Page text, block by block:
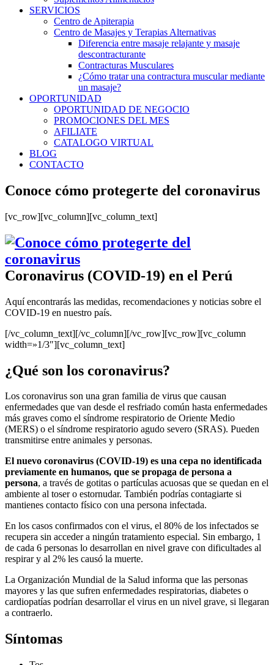
SERVICIOS
Centro de Apiterapia
Centro de Masajes y Terapias Alternativas
Diferencia entre masaje relajante y masaje
descontracturante
Contracturas Musculares
¿Cómo tratar una contractura muscular mediante
un masaje?
OPORTUNIDAD
OPORTUNIDAD DE NEGOCIO
PROMOCIONES DEL MES
AFILIATE
CATALOGO VIRTUAL
BLOG
CONTACTO
Conoce cómo protegerte del coronavirus
[vc_row][vc_column][vc_column_text]
Coronavirus (COVID-19) en el Perú
Aquí encontrarás las medidas, recomendaciones y noticias sobre el
COVID-19 en nuestro país.
[/vc_column_text][/vc_column][/vc_row][vc_row][vc_column
width=»1/3″][vc_column_text]
¿Qué son los coronavirus?
Los coronavirus son una gran familia de virus que causan
enfermedades que van desde el resfriado común hasta enfermedades
más graves como el síndrome respiratorio de Oriente Medio
(MERS) o el síndrome respiratorio agudo severo (SRAS). Pueden
transmitirse entre animales y personas.
El nuevo coronavirus (COVID-19) es una cepa no identificada
previamente en humanos, que se propaga de persona a
persona, a través de gotitas o partículas acuosas que se quedan en el
ambiente al toser o estornudar. También podrías contagiarte si
mantienes contacto físico con una persona infectada.
En los casos confirmados con el virus, el 80% de los infectados se
recupera sin acceder a ningún tratamiento especial. Sin embargo, 1
de cada 6 personas lo desarrollan en nivel grave con dificultades al
respirar y al 2% les causó la muerte.
La Organización Mundial de la Salud informa que las personas
mayores y las que sufren enfermedades respiratorias, diabetes o
cardiopatías podrían desarrollar el virus en un nivel grave, si llegaran
a contraerlo.
Síntomas